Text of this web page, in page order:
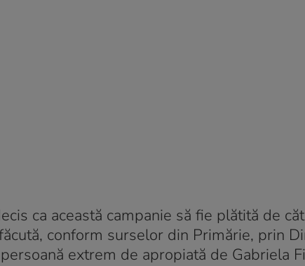
ca această campanie să fie plătită de
conform surselor din Primărie, prin
extrem de apropiată de Gabriela